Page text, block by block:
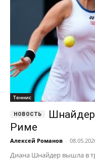
Теннис
Риме
Алексей Романов -
Диана Шнайдер вышла в